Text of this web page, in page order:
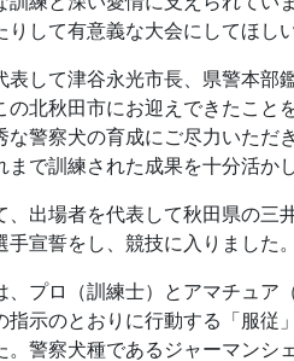
りして有意義な大会にしてほし
表して津谷永光市長、県警本部
の北秋田市にお迎えできたこと
な警察犬の育成にご尽力いただ
まで訓練された成果を十分活か
、出場者を代表して秋田県の三
手宣誓をし、競技に入りました。
、プロ（訓練士）とアマチュア
指示のとおりに行動する「服従
。警察犬種であるジャーマンシ